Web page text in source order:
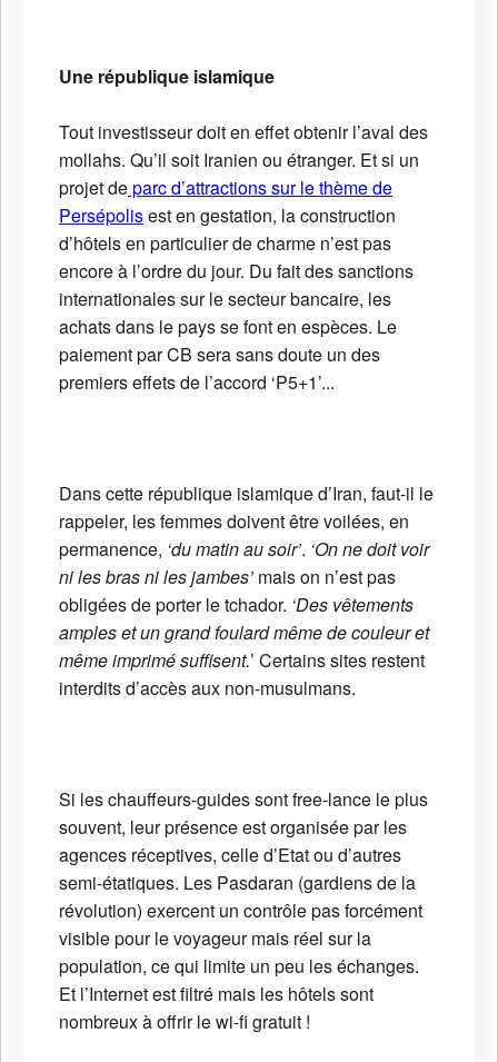
Une république islamique
Tout investisseur doit en effet obtenir l’aval des
mollahs. Qu’il soit Iranien ou étranger. Et si un
projet deparc d’attractions sur le thème de
Persépolisest en gestation, la construction
d’hôtels en particulier de charme n’est pas
encore à l’ordre du jour. Du fait des sanctions
internationales sur le secteur bancaire, les
achats dans le pays se font en espèces. Le
paiement par CB sera sans doute un des
premiers effets de l’accord ‘P5+1’...
Dans cette république islamique d’Iran, faut-il le
rappeler, les femmes doivent être voilées, en
permanence, ‘du matin au soir’. ‘On ne doit voir
ni les bras ni les jambes’ mais on n’est pas
obligées de porter le tchador. ‘Des vêtements
amples et un grand foulard même de couleur et
même imprimé suffisent.’ Certains sites restent
interdits d’accès aux non-musulmans.
Si les chauffeurs-guides sont free-lance le plus
souvent, leur présence est organisée par les
agences réceptives, celle d’Etat ou d’autres
semi-étatiques. Les Pasdaran (gardiens de la
révolution) exercent un contrôle pas forcément
visible pour le voyageur mais réel sur la
population, ce qui limite un peu les échanges.
Et l’Internet est filtré mais les hôtels sont
nombreux à offrir le wi-fi gratuit !